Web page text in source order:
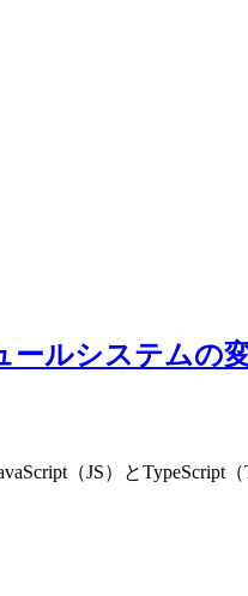
ールシステムの
（JS）とTypeScript